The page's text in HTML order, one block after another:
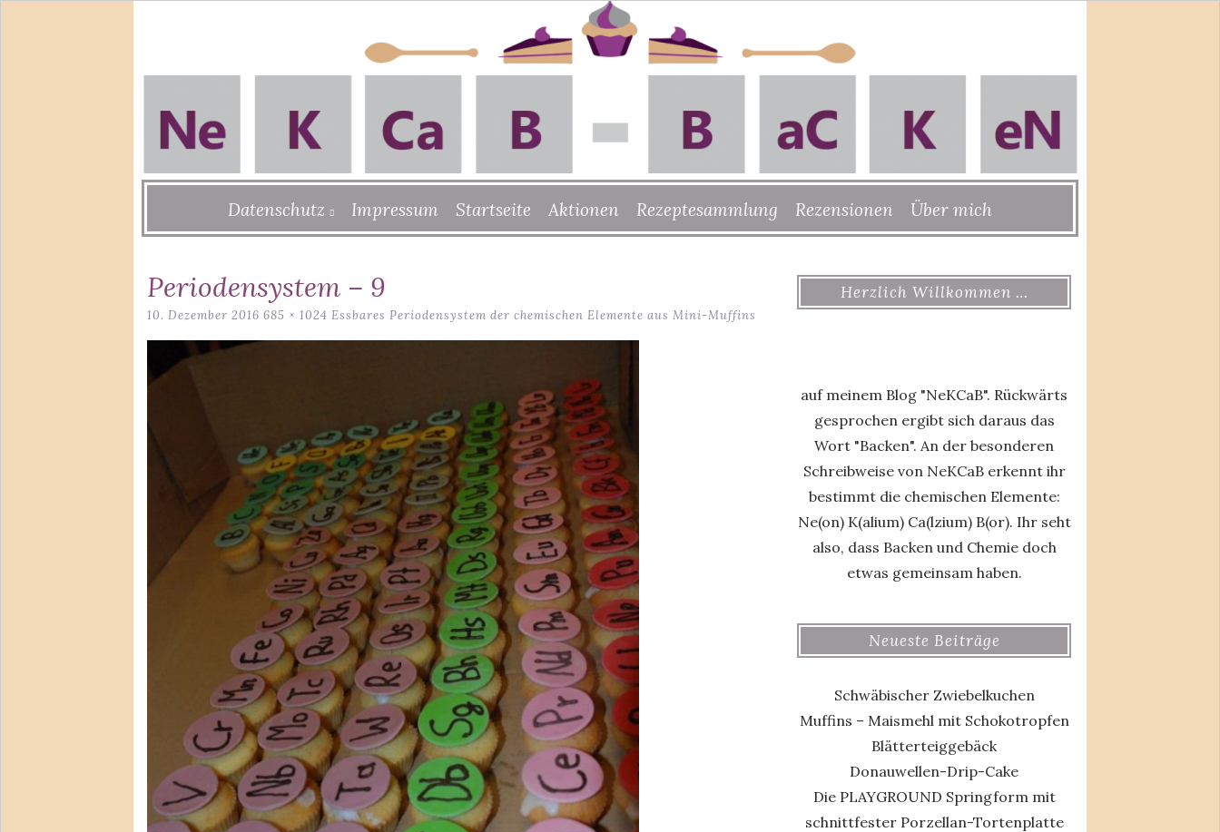
to
Datenschutz Impressum Startseite Aktionen Rezeptesammlung Rezensionen Über mich
Periodensystem – 9
10. Dezember 2016 685 × 1024 Essbares Periodensystem der chemischen Elemente aus Mini-Muffins
Herzlich Willkommen …
auf meinem Blog "NeKCaB". Rückwärts
gesprochen ergibt sich daraus das
Wort "Backen". An der besonderen
Schreibweise von NeKCaB erkennt ihr
bestimmt die chemischen Elemente:
Ne(on) K(alium) Ca(lzium) B(or). Ihr seht
also, dass Backen und Chemie doch
etwas gemeinsam haben.
Neueste Beiträge
Schwäbischer Zwiebelkuchen
Muffins – Maismehl mit Schokotropfen
Blätterteiggebäck
Donauwellen-Drip-Cake
Die PLAYGROUND Springform mit
schnittfester Porzellan-Tortenplatte